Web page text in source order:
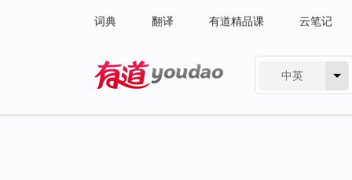
词典 翻译 有道精品课 云笔记
中英